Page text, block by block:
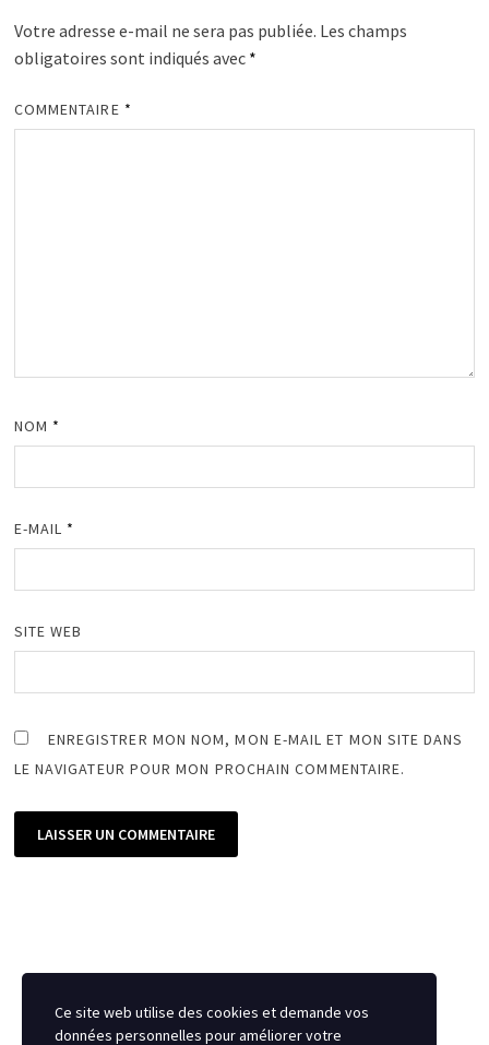
Votre adresse e-mail ne sera pas publiée. Les champs
obligatoires sont indiqués avec *
COMMENTAIRE *
NOM *
E-MAIL *
SITE WEB
ENREGISTRER MON NOM, MON E-MAIL ET MON SITE DANS
LE NAVIGATEUR POUR MON PROCHAIN COMMENTAIRE.
Ce site web utilise des cookies et demande vos
données personnelles pour améliorer votre